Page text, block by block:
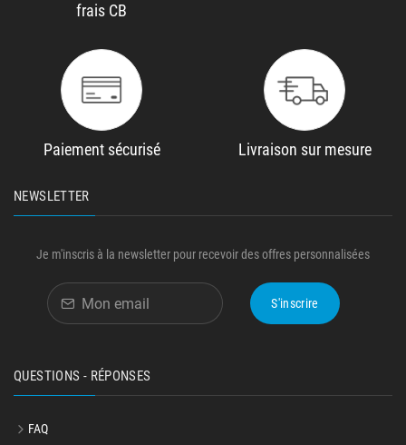
frais CB
Paiement sécurisé Livraison sur mesure
NEWSLETTER
Je m'inscris à la newsletter pour recevoir des offres personnalisées
S'inscrire
QUESTIONS - RÉPONSES
FAQ